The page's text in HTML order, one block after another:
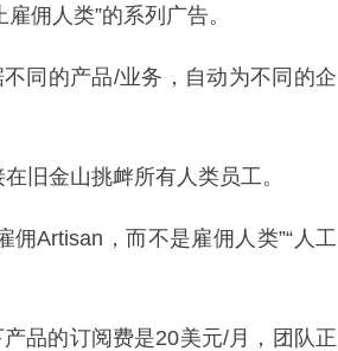
佣人类”的系列广告。
同的产品/业务，自动为不同的企
旧金山挑衅所有人类员工。
佣Artisan，而不是雇佣人类”“人工
品的订阅费是20美元/月，团队正